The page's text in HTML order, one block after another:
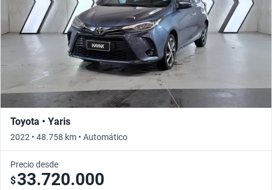
Toyota • Yaris
2022 • 48.758 km • Automático
Precio desde
$33.720.000